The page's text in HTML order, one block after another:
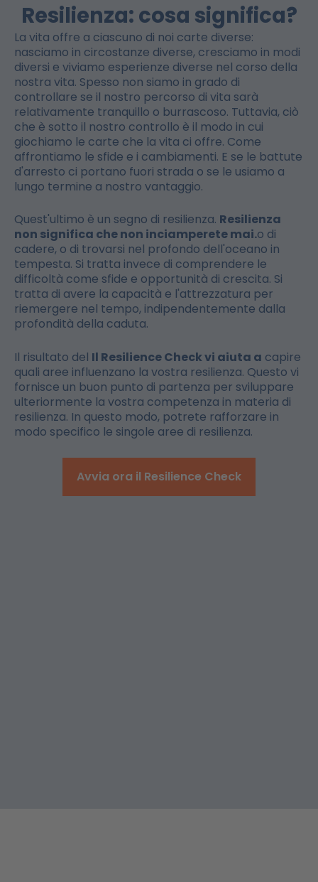
Resilienza: cosa significa?
La vita offre a ciascuno di noi carte diverse:
nasciamo in circostanze diverse, cresciamo in modi
diversi e viviamo esperienze diverse nel corso della
nostra vita. Spesso non siamo in grado di
controllare se il nostro percorso di vita sarà
relativamente tranquillo o burrascoso. Tuttavia, ciò
che è sotto il nostro controllo è il modo in cui
giochiamo le carte che la vita ci offre. Come
affrontiamo le sfide e i cambiamenti. E se le battute
d'arresto ci portano fuori strada o se le usiamo a
lungo termine a nostro vantaggio.
Quest'ultimo è un segno di resilienza. Resilienza
non significa che non inciamperete mai.o di
cadere, o di trovarsi nel profondo dell'oceano in
tempesta. Si tratta invece di comprendere le
difficoltà come sfide e opportunità di crescita. Si
tratta di avere la capacità e l'attrezzatura per
riemergere nel tempo, indipendentemente dalla
profondità della caduta.
Il risultato del Il Resilience Check vi aiuta a capire
quali aree influenzano la vostra resilienza. Questo vi
fornisce un buon punto di partenza per sviluppare
ulteriormente la vostra competenza in materia di
resilienza. In questo modo, potrete rafforzare in
modo specifico le singole aree di resilienza.
Avvia ora il Resilience Check